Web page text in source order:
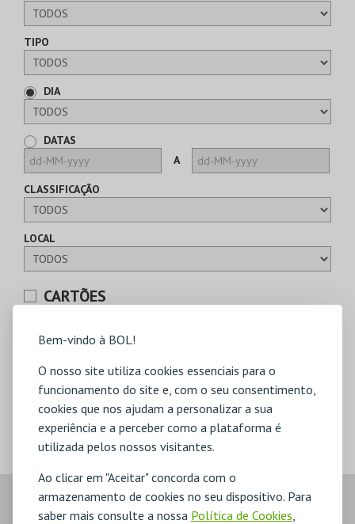
Bem-vindo à BOL!
O nosso site utiliza cookies essenciais para o
funcionamento do site e, com o seu consentimento,
cookies que nos ajudam a personalizar a sua
experiência e a perceber como a plataforma é
utilizada pelos nossos visitantes.
Ao clicar em "Aceitar" concorda com o
armazenamento de cookies no seu dispositivo. Para
saber mais consulte a nossa Política de Cookies,
TIPO
DIA
DATAS
A
CLASSIFICAÇÃO
LOCAL
CARTÕES
MERCHANDISE